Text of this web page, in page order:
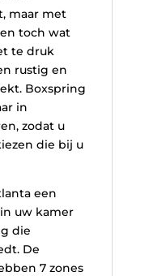
maar met
toch wat
te druk
rustig en
Boxspring
in
zodat u
die bij u
een
uw kamer
die
De
7 zones